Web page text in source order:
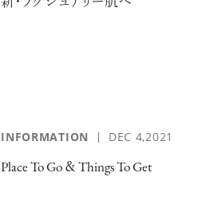
新・ラグジュアリー肌へ
INFORMATION DEC 4,2021
Place To Go ＆ Things To Get